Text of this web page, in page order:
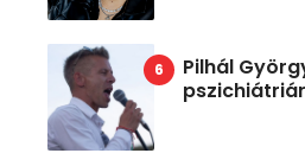
Pilhál